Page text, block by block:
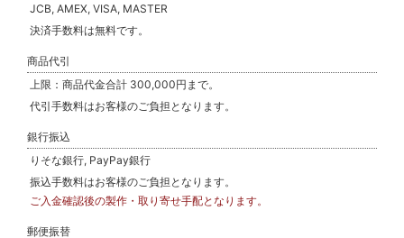
JCB, AMEX, VISA, MASTER
決済手数料は無料です。
商品代引
上限：商品代金合計 300,000円まで。
代引手数料はお客様のご負担となります。
銀行振込
りそな銀行, PayPay銀行
振込手数料はお客様のご負担となります。
ご入金確認後の製作・取り寄せ手配となります。
郵便振替